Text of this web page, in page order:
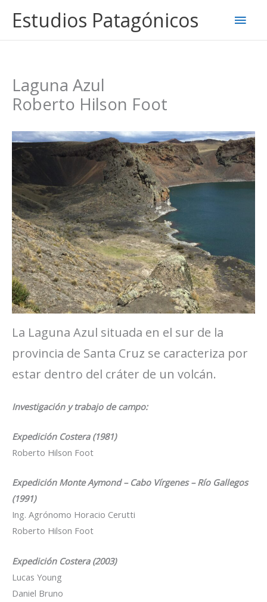
contenido
Estudios Patagónicos
Laguna Azul
Roberto Hilson Foot
La Laguna Azul situada en el sur de la
provincia de Santa Cruz se caracteriza por
estar dentro del cráter de un volcán.
Investigación y trabajo de campo:
Expedición Costera (1981)
Roberto Hilson Foot
Expedición Monte Aymond – Cabo Vírgenes – Río Gallegos
(1991)
Ing. Agrónomo Horacio Cerutti
Roberto Hilson Foot
Expedición Costera (2003)
Lucas Young
Daniel Bruno